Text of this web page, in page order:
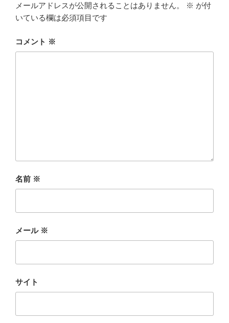
メールアドレスが公開されることはありません。 ※ が付
いている欄は必須項目です
コメント ※
名前 ※
メール ※
サイト